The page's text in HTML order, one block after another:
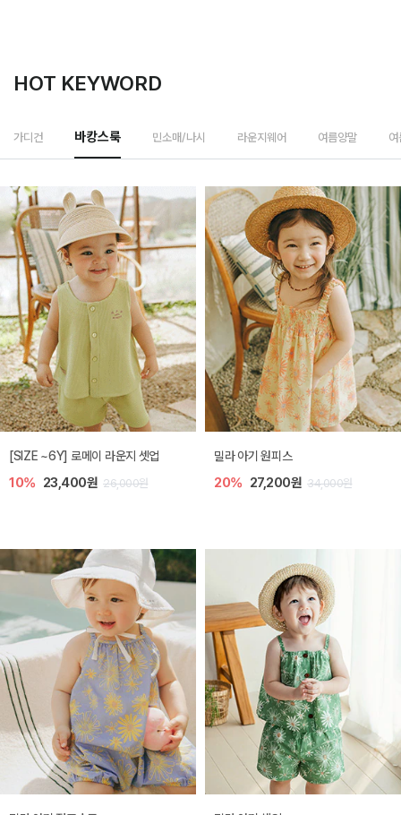
HOT KEYWORD
가디건 바캉스룩 민소매/나시 라운지웨어 여름양말
엘리오 아기 블라우스
20% 21,600원 27,000원
엘로디 니트 아기 뷔스티에
20% 21,600원 27,000원